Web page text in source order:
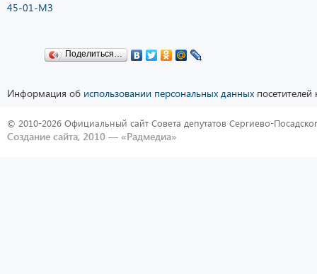
45-01-МЗ
Поделиться…
Информация об использовании персональных данных посетителей
© 2010-2026 Официальный сайт Совета депутатов Сергиево-
Создание сайта, 2010 — «Радмедиа»